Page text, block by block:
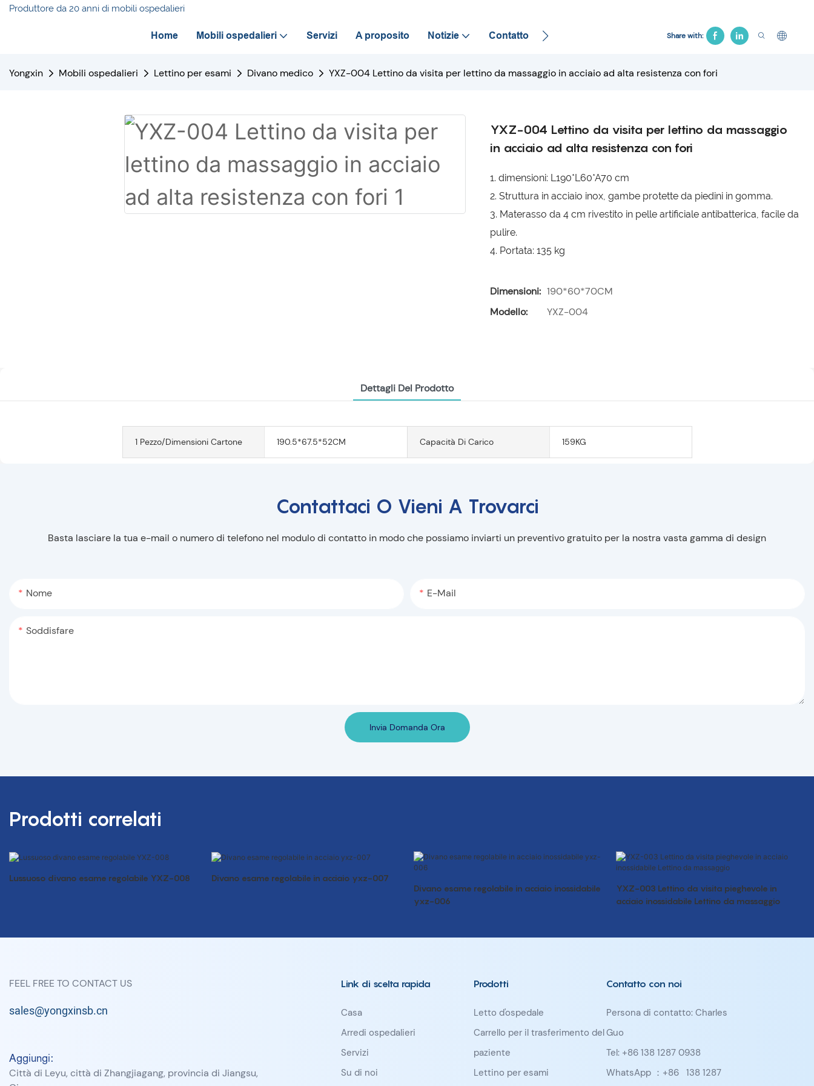
Produttore da 20 anni di mobili ospedalieri
Home Mobili ospedalieri Servizi A proposito Notizie Contatto Letto ginecologico Sedia dell'ospedale Letto di
Share with:
Yongxin Mobili ospedalieri Lettino per esami Divano medico YXZ-004 Lettino da visita per lettino da massaggio in acciaio ad alta resistenza con fori
YXZ-004 Lettino da visita per lettino da massaggio
in acciaio ad alta resistenza con fori
1. dimensioni: L190*L60*A70 cm
2. Struttura in acciaio inox, gambe protette da piedini in gomma.
3. Materasso da 4 cm rivestito in pelle artificiale antibatterica, facile da
pulire.
4. Portata: 135 kg
Dimensioni: 190*60*70CM
Modello:
YXZ-004
Dettagli Del Prodotto
1 Pezzo/dimensioni Cartone 190.5*67.5*52CM Capacità Di Carico 159KG
Contattaci O Vieni A Trovarci
Basta lasciare la tua e-mail o numero di telefono nel modulo di contatto in modo che possiamo inviarti un preventivo gratuito per la nostra vasta gamma di design
Nome E-Mail
Soddisfare
Invia Domanda Ora
Prodotti correlati
Lussuoso divano esame regolabile YXZ-008
Divano esame regolabile in acciaio yxz-007
Divano esame regolabile in acciaio inossidabile
yxz-006
YXZ-003 Lettino da visita pieghevole in
acciaio inossidabile Lettino da massaggio
FEEL FREE TO CONTACT US
sales@yongxinsb.cn
Aggiungi:
Città di Leyu, città di Zhangjiagang, provincia di Jiangsu,
Link di scelta rapida
Casa
Arredi ospedalieri
Servizi
Su di noi
Prodotti
Letto d'ospedale
Carrello per il trasferimento del
paziente
Lettino per esami
Contatto con noi
Persona di contatto: Charles
Guo
Tel: +86 138 1287 0938
WhatsApp ：+86 138 1287